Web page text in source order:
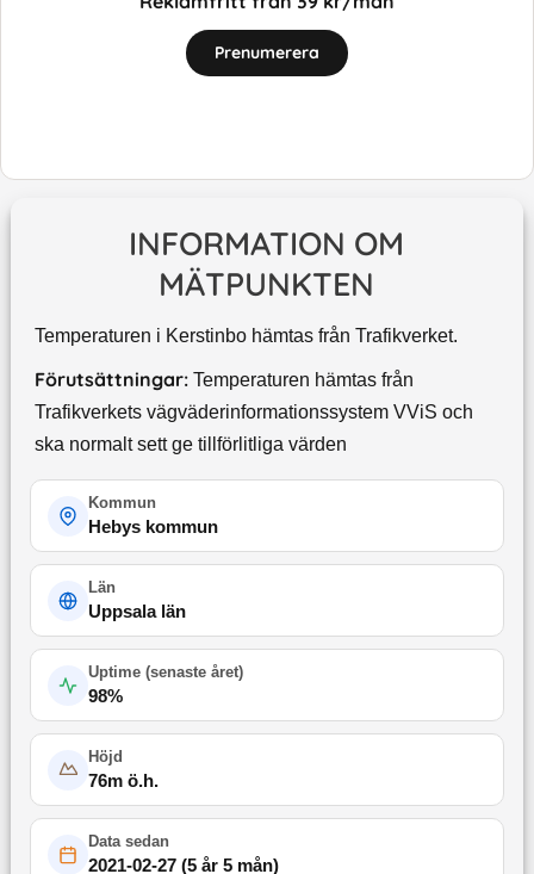
Prenumerera
INFORMATION OM
MÄTPUNKTEN
Temperaturen i Kerstinbo hämtas från Trafikverket.
Förutsättningar: Temperaturen hämtas från
Trafikverkets vägväderinformationssystem VViS och
ska normalt sett ge tillförlitliga värden
Kommun
Hebys kommun
Län
Uppsala län
Uptime (senaste året)
98%
Höjd
76m ö.h.
Data sedan
2021-02-27(5 år 5 mån)